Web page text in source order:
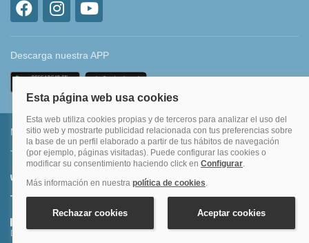
Descarga nuestra APP
Métodos de pago permitidos
Transferencia bancaria
Divide tu compra en 3 pagos al 0% TAE